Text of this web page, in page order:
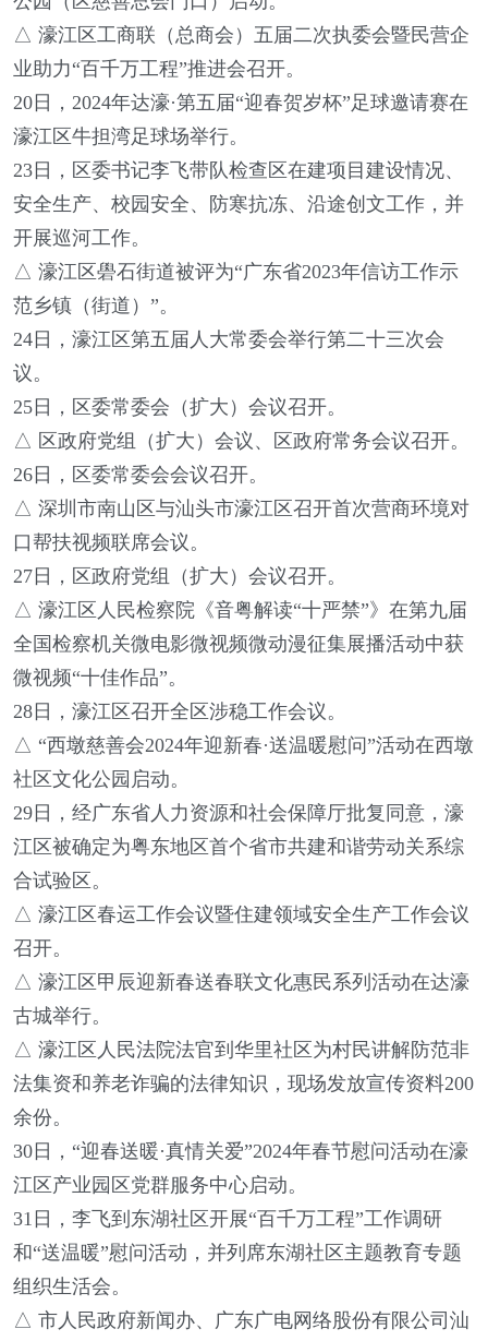
△ 濠江区工商联（总商会）五届二次执委会暨民营企
业助力“百千万工程”推进会召开。
20日，2024年达濠·第五届“迎春贺岁杯”足球邀请赛在
濠江区牛担湾足球场举行。
23日，区委书记李飞带队检查区在建项目建设情况、
安全生产、校园安全、防寒抗冻、沿途创文工作，并
开展巡河工作。
△ 濠江区礐石街道被评为“广东省2023年信访工作示
范乡镇（街道）”。
24日，濠江区第五届人大常委会举行第二十三次会
议。
25日，区委常委会（扩大）会议召开。
△ 区政府党组（扩大）会议、区政府常务会议召开。
26日，区委常委会会议召开。
△ 深圳市南山区与汕头市濠江区召开首次营商环境对
口帮扶视频联席会议。
27日，区政府党组（扩大）会议召开。
△ 濠江区人民检察院《音粤解读“十严禁”》在第九届
全国检察机关微电影微视频微动漫征集展播活动中获
微视频“十佳作品”。
28日，濠江区召开全区涉稳工作会议。
△ “西墩慈善会2024年迎新春·送温暖慰问”活动在西墩
社区文化公园启动。
29日，经广东省人力资源和社会保障厅批复同意，濠
江区被确定为粤东地区首个省市共建和谐劳动关系综
合试验区。
△ 濠江区春运工作会议暨住建领域安全生产工作会议
召开。
△ 濠江区甲辰迎新春送春联文化惠民系列活动在达濠
古城举行。
△ 濠江区人民法院法官到华里社区为村民讲解防范非
法集资和养老诈骗的法律知识，现场发放宣传资料200
余份。
30日，“迎春送暖·真情关爱”2024年春节慰问活动在濠
江区产业园区党群服务中心启动。
31日，李飞到东湖社区开展“百千万工程”工作调研
和“送温暖”慰问活动，并列席东湖社区主题教育专题
组织生活会。
△ 市人民政府新闻办、广东广电网络股份有限公司汕